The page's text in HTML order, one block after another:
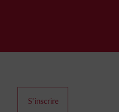
S'inscrire